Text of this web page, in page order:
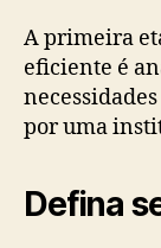
A primeira
eficiente é
por uma
Defina